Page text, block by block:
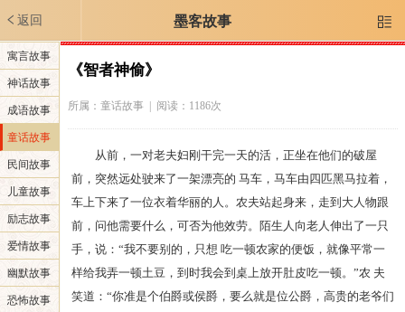
返回 墨客故事 
寓言故事
神话故事
成语故事
童话故事
民间故事
儿童故事
励志故事
爱情故事
幽默故事
恐怖故事
《智者神偷》
所属： 童话故事| 阅读：1186次
从前，一对老夫妇刚干完一天的活，正坐在他们的破屋
前，突然远处驶来了一架漂亮的 马车，马车由四匹黑马拉着，
车上下来了一位衣着华丽的人。农夫站起身来，走到大人物跟
前，问他需要什么，可否为他效劳。陌生人向老人伸出了一只
手，说：“我不要别的，只想 吃一顿农家的便饭，就像平常一
样给我弄一顿土豆，到时我会到桌上放开肚皮吃一顿。”农 夫
笑道：“你准是个伯爵或侯爵，要么就是位公爵，高贵的老爷们